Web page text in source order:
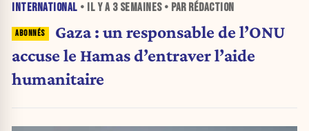
INTERNATIONAL • IL Y A 3 SEMAINES• PAR RÉDACTION
Gaza : un responsable de l’ONU
accuse le Hamas d’entraver l’aide
humanitaire